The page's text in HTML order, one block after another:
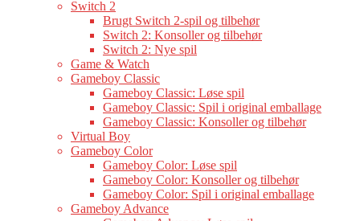
Switch 2
Brugt Switch 2-spil og tilbehør
Switch 2: Konsoller og tilbehør
Switch 2: Nye spil
Game & Watch
Gameboy Classic
Gameboy Classic: Løse spil
Gameboy Classic: Spil i original emballage
Gameboy Classic: Konsoller og tilbehør
Virtual Boy
Gameboy Color
Gameboy Color: Løse spil
Gameboy Color: Konsoller og tilbehør
Gameboy Color: Spil i original emballage
Gameboy Advance